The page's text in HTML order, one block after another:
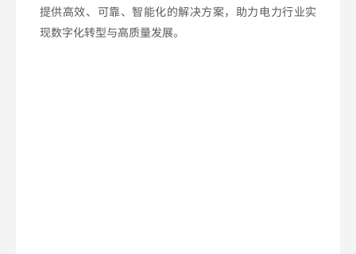
提供高效、可靠、智能化的解决方案，助力电力行业实
现数字化转型与高质量发展。